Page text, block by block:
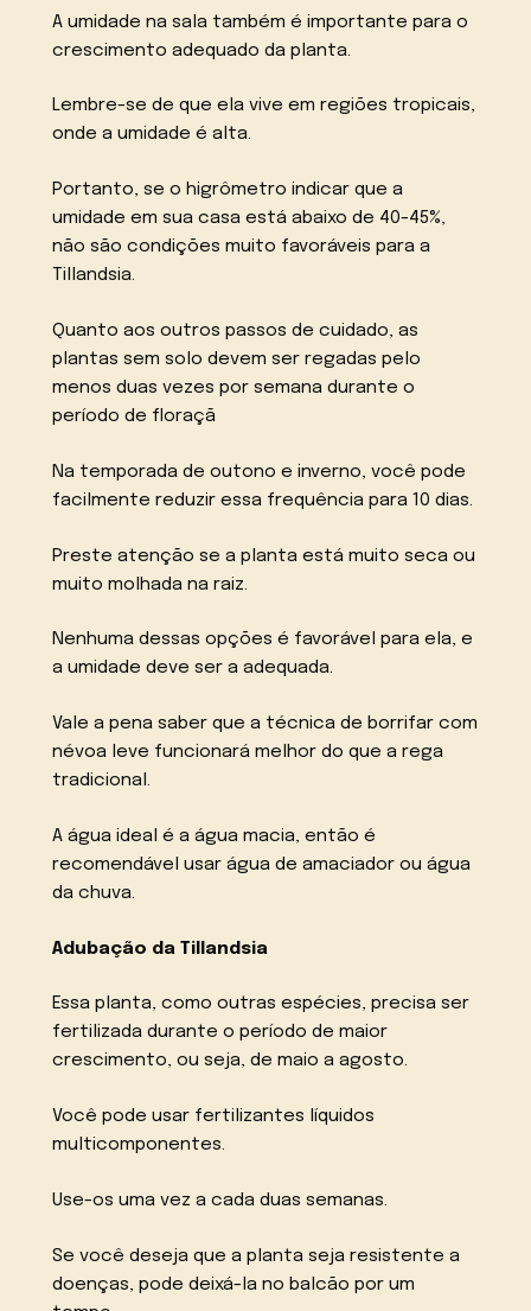
A umidade na sala também é importante para o
crescimento adequado da planta.
Lembre-se de que ela vive em regiões tropicais,
onde a umidade é alta.
Portanto, se o higrômetro indicar que a
umidade em sua casa está abaixo de 40-45%,
não são condições muito favoráveis para a
Tillandsia.
Quanto aos outros passos de cuidado, as
plantas sem solo devem ser regadas pelo
menos duas vezes por semana durante o
período de floraçã
Na temporada de outono e inverno, você pode
facilmente reduzir essa frequência para 10 dias.
Preste atenção se a planta está muito seca ou
muito molhada na raiz.
Nenhuma dessas opções é favorável para ela, e
a umidade deve ser a adequada.
Vale a pena saber que a técnica de borrifar com
névoa leve funcionará melhor do que a rega
tradicional.
A água ideal é a água macia, então é
recomendável usar água de amaciador ou água
da chuva.
Adubação da Tillandsia
Essa planta, como outras espécies, precisa ser
fertilizada durante o período de maior
crescimento, ou seja, de maio a agosto.
Você pode usar fertilizantes líquidos
multicomponentes.
Use-os uma vez a cada duas semanas.
Se você deseja que a planta seja resistente a
doenças, pode deixá-la no balcão por um